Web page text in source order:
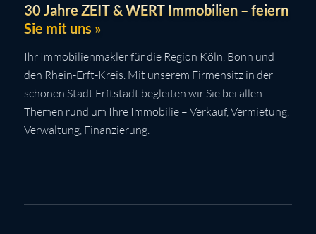
30 Jahre ZEIT & WERT Immobilien – feiern
Sie mit uns »
Ihr Immobilienmakler für die Region Köln, Bonn und
den Rhein-Erft-Kreis. Mit unserem Firmensitz in der
schönen Stadt Erftstadt begleiten wir Sie bei allen
Themen rund um Ihre Immobilie – Verkauf, Vermietung,
Verwaltung, Finanzierung.